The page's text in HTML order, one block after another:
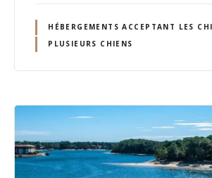
HÉBERGEMENTS ACCEPTANT LES
PLUSIEURS CHIENS